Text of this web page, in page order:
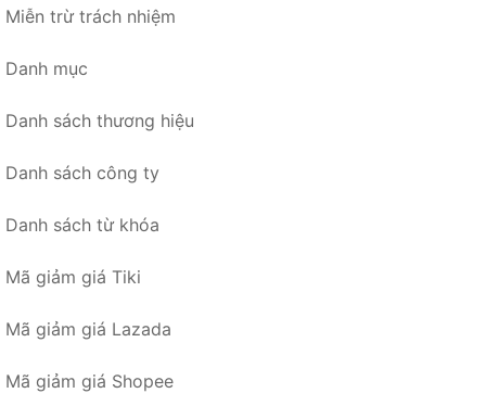
Miễn trừ trách nhiệm
Danh mục
Danh sách thương hiệu
Danh sách công ty
Danh sách từ khóa
Mã giảm giá Tiki
Mã giảm giá Lazada
Mã giảm giá Shopee